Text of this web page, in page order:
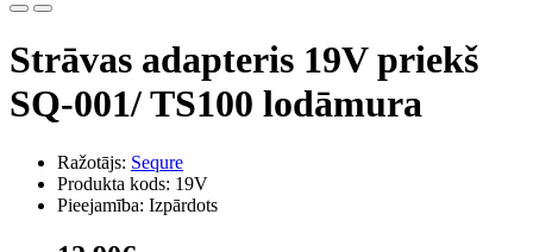
Strāvas adapteris 19V priekš
SQ-001/ TS100 lodāmura
Ražotājs: Sequre
Produkta kods: 19V
Pieejamība: Izpārdots